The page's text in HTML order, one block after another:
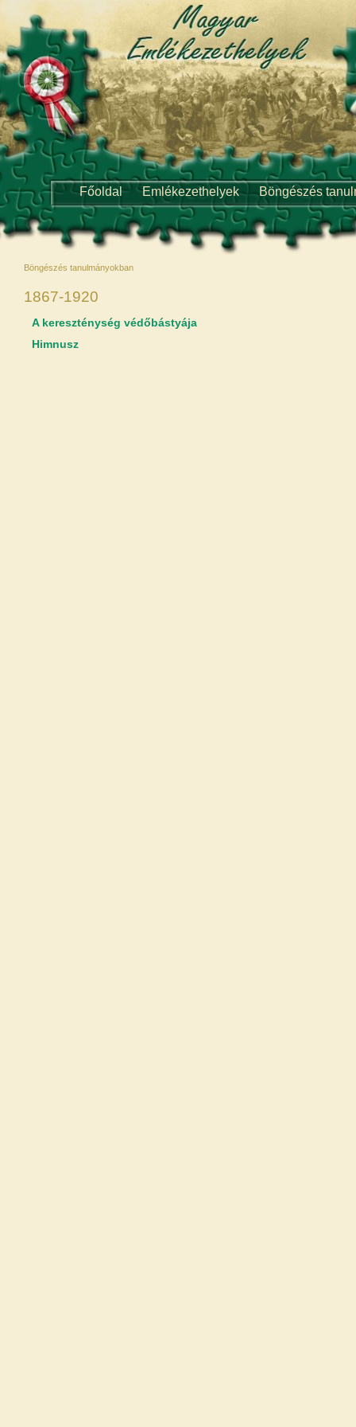
Főoldal Emlékezethelyek Böngészés
Böngészés tanulmányokban
1867-1920
A kereszténység védőbástyája
Himnusz